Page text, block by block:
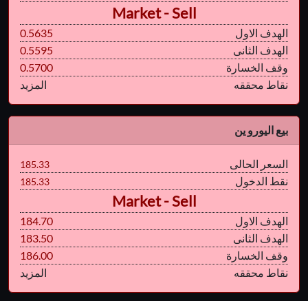
Market - Sell
الهدف الاول
0.5635
الهدف الثانى
0.5595
وقف الخسارة
0.5700
نقاط محققه
المزيد
بيع اليورو ين
السعر الحالى 185.33
نقط الدخول 185.33
Market - Sell
الهدف الاول
184.70
الهدف الثانى
183.50
وقف الخسارة
186.00
نقاط محققه
المزيد